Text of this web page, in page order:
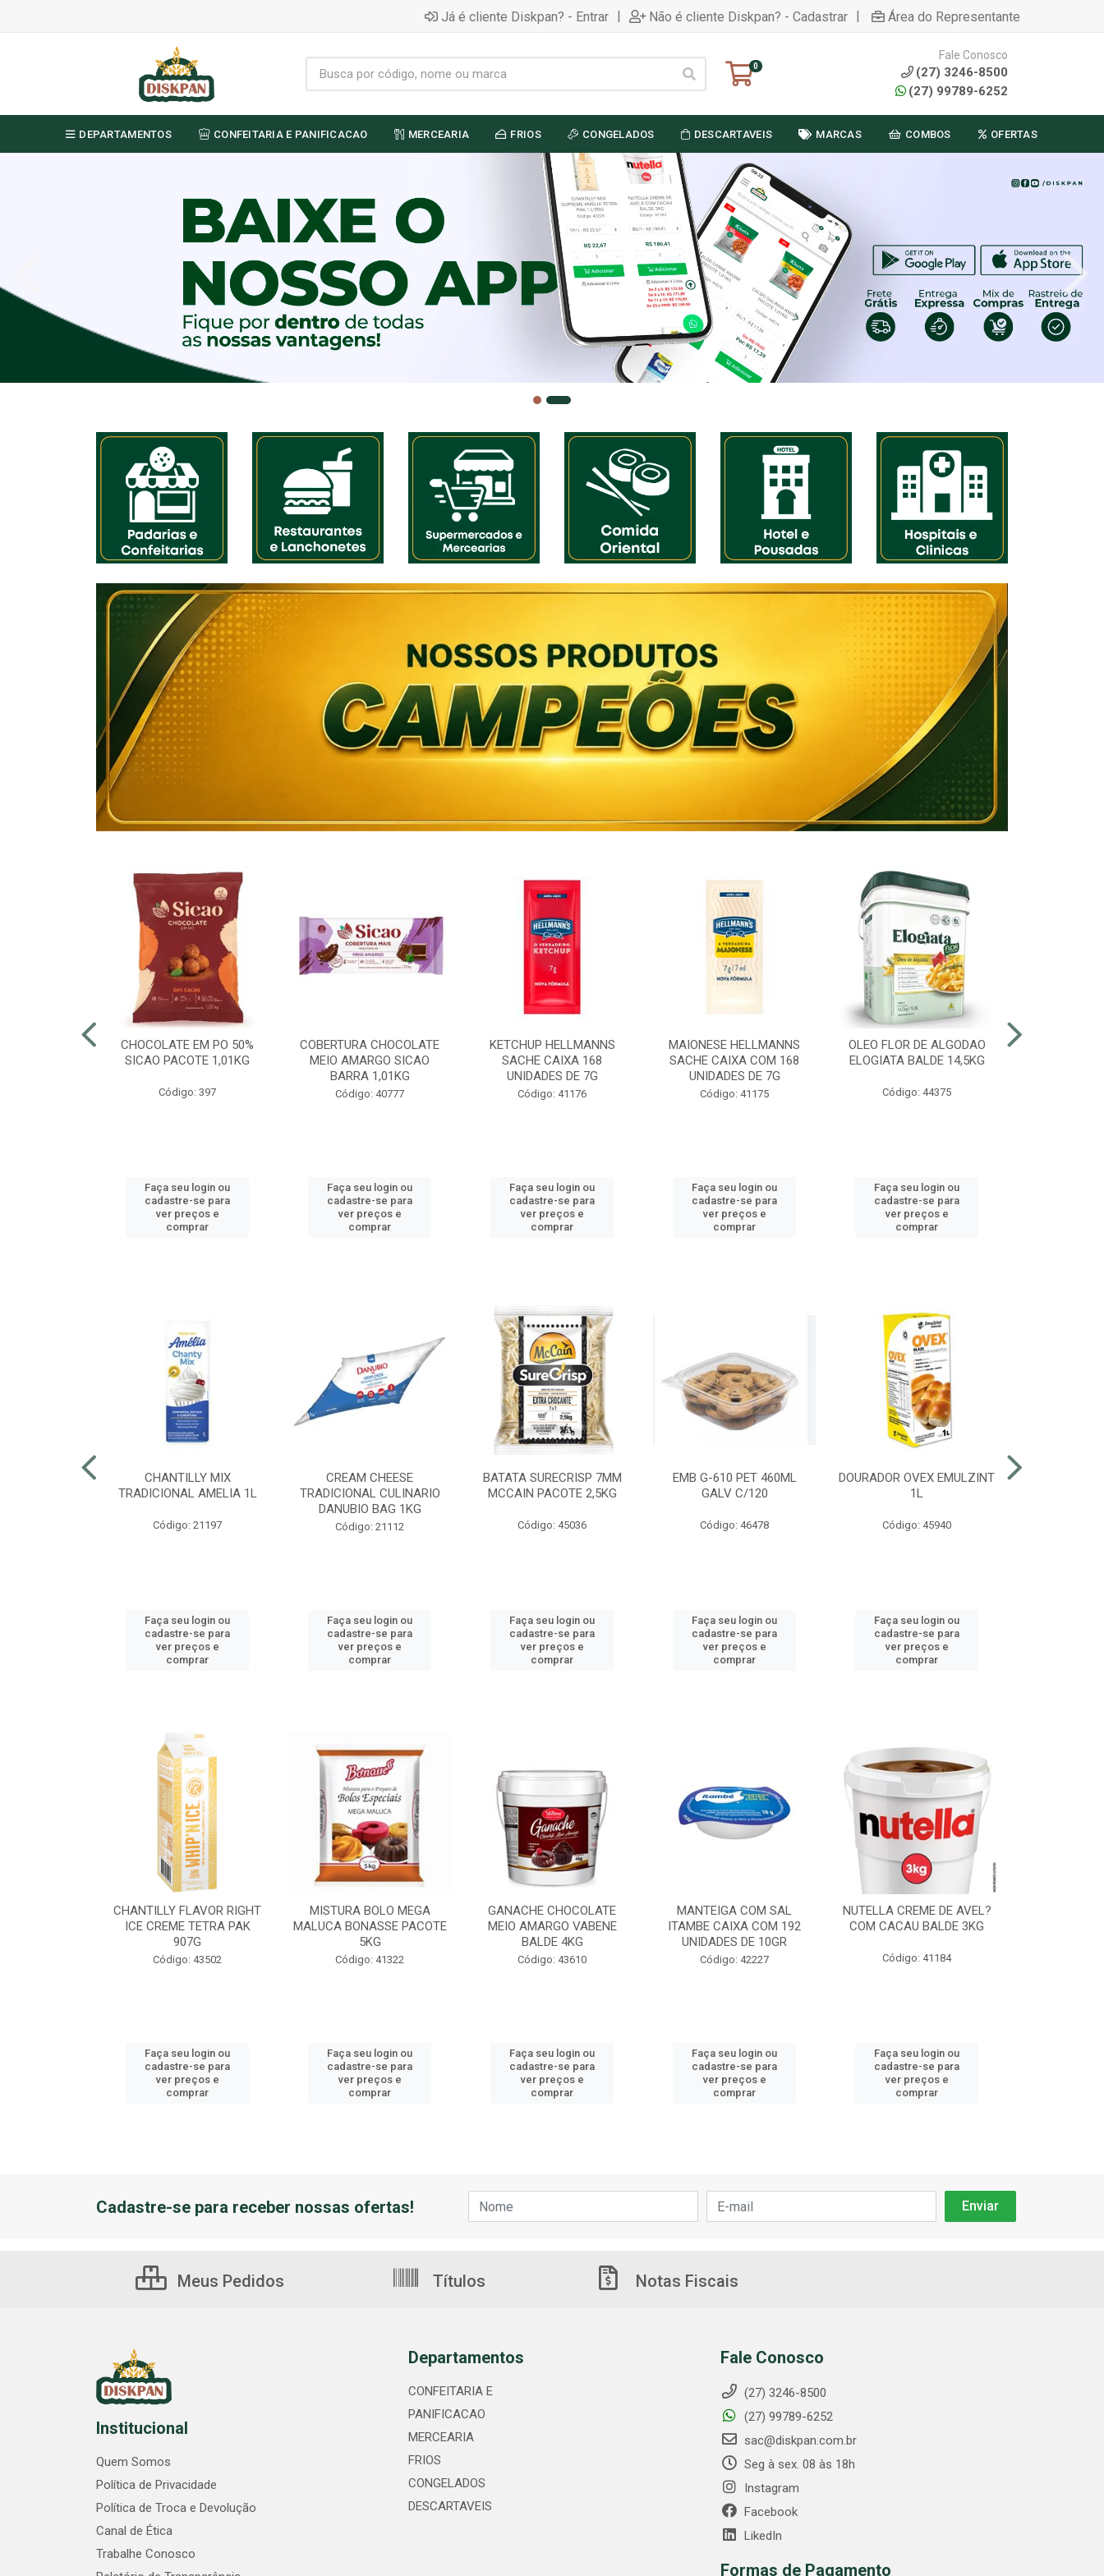
Já é cliente Diskpan? - Entrar | Não é cliente Diskpan? - Cadastrar | Área do Representante
0
Fale Conosco
(27) 3246-8500
(27) 99789-6252
DEPARTAMENTOS CONFEITARIA E PANIFICACAO MERCEARIA FRIOS CONGELADOS DESCARTAVEIS MARCAS COMBOS OFERTAS
CHOCOLATE EM PO 50%
SICAO PACOTE 1,01KG
Código: 397
Faça seu login ou
cadastre-se para
ver preços e
comprar
COBERTURA CHOCOLATE
MEIO AMARGO SICAO
BARRA 1,01KG
Código: 40777
Faça seu login ou
cadastre-se para
ver preços e
comprar
KETCHUP HELLMANNS
SACHE CAIXA 168
UNIDADES DE 7G
Código: 41176
Faça seu login ou
cadastre-se para
ver preços e
comprar
MAIONESE HELLMANNS
SACHE CAIXA COM 168
UNIDADES DE 7G
Código: 41175
Faça seu login ou
cadastre-se para
ver preços e
comprar
OLEO FLOR DE ALGODAO
ELOGIATA BALDE 14,5KG
Código: 44375
Faça seu login ou
cadastre-se para
ver preços e
comprar
CHANTILLY MIX
TRADICIONAL AMELIA 1L
Código: 21197
Faça seu login ou
cadastre-se para
ver preços e
comprar
CREAM CHEESE
TRADICIONAL CULINARIO
DANUBIO BAG 1KG
Código: 21112
Faça seu login ou
cadastre-se para
ver preços e
comprar
BATATA SURECRISP 7MM
MCCAIN PACOTE 2,5KG
Código: 45036
Faça seu login ou
cadastre-se para
ver preços e
comprar
EMB G-610 PET 460ML
GALV C/120
Código: 46478
Faça seu login ou
cadastre-se para
ver preços e
comprar
DOURADOR OVEX EMULZINT
1L
Código: 45940
Faça seu login ou
cadastre-se para
ver preços e
comprar
CHANTILLY FLAVOR RIGHT
ICE CREME TETRA PAK
907G
Código: 43502
Faça seu login ou
cadastre-se para
ver preços e
comprar
MISTURA BOLO MEGA
MALUCA BONASSE PACOTE
5KG
Código: 41322
Faça seu login ou
cadastre-se para
ver preços e
comprar
GANACHE CHOCOLATE
MEIO AMARGO VABENE
BALDE 4KG
Código: 43610
Faça seu login ou
cadastre-se para
ver preços e
comprar
MANTEIGA COM SAL
ITAMBE CAIXA COM 192
UNIDADES DE 10GR
Código: 42227
Faça seu login ou
cadastre-se para
ver preços e
comprar
NUTELLA CREME DE AVEL?
COM CACAU BALDE 3KG
Código: 41184
Faça seu login ou
cadastre-se para
ver preços e
comprar
Cadastre-se para receber nossas ofertas!
Meus Pedidos Títulos Notas Fiscais
Institucional
Quem Somos
Política de Privacidade
Política de Troca e Devolução
Canal de Ética
Trabalhe Conosco
Departamentos
CONFEITARIA E
PANIFICACAO
MERCEARIA
FRIOS
CONGELADOS
DESCARTAVEIS
Fale Conosco
(27) 3246-8500
(27) 99789-6252
sac@diskpan.com.br
Seg à sex. 08 às 18h
Instagram
Facebook
LikedIn
Formas de Pagamento